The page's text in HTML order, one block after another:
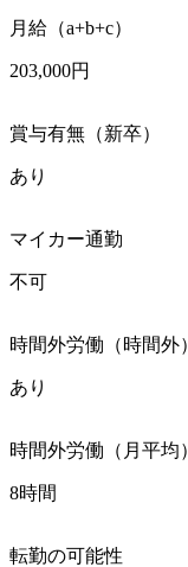
月給（a+b+c）
203,000円
賞与有無（新卒）
あり
マイカー通勤
不可
時間外労働（時間外）
あり
時間外労働（月平均）
8時間
転勤の可能性